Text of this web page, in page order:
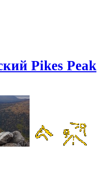
Pikes Peak